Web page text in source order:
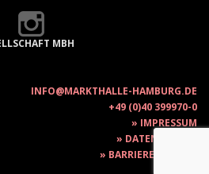
MBH
INFO@MARKTHALLE-HAMBURG.DE
+49 (0)40 399970-0
IMPRESSUM
DATENSCHUTZ
BARRIEREFREIHEIT